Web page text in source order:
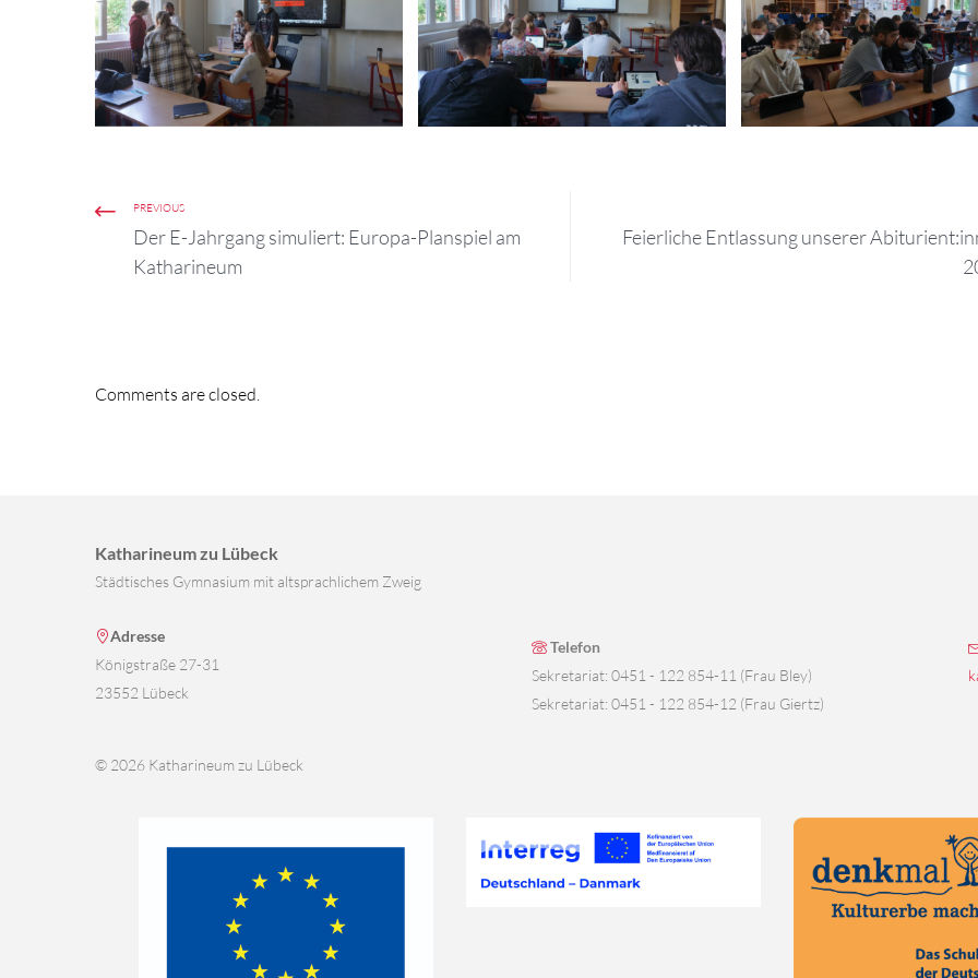
PREVIOUS
Der E-Jahrgang simuliert: Europa-Planspiel am
Katharineum
Feierliche Entlassung unserer
Comments are closed.
Katharineum zu Lübeck
Städtisches Gymnasium mit altsprachlichem Zweig
Adresse
Königstraße 27-31
23552 Lübeck
Telefon
Sekretariat: 0451 - 122 854-11 (Frau Bley)
Sekretariat: 0451 - 122 854-12 (Frau Giertz)
© 2026 Katharineum zu Lübeck